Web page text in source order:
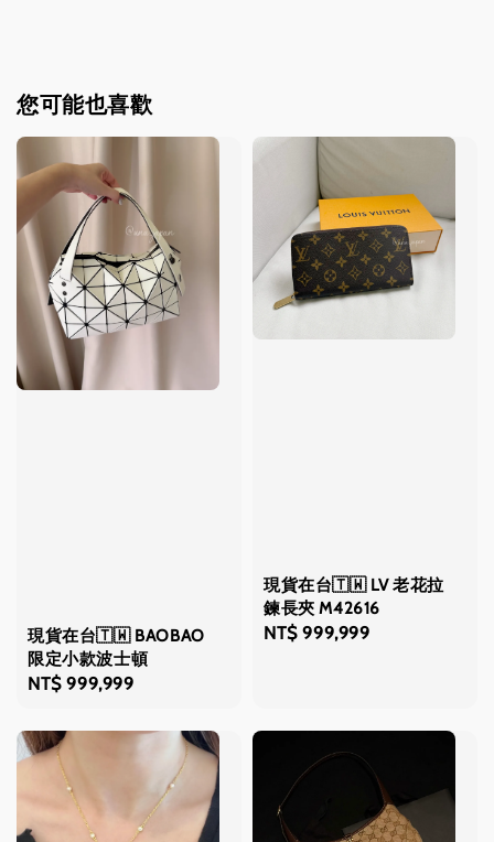
您可能也喜歡
現貨在台🇹🇼 BAOBAO
限定小款波士頓
Regular
NT$ 999,999
現貨在台🇹🇼 LV 老花拉
鍊長夾 M42616
Regular
NT$ 999,999